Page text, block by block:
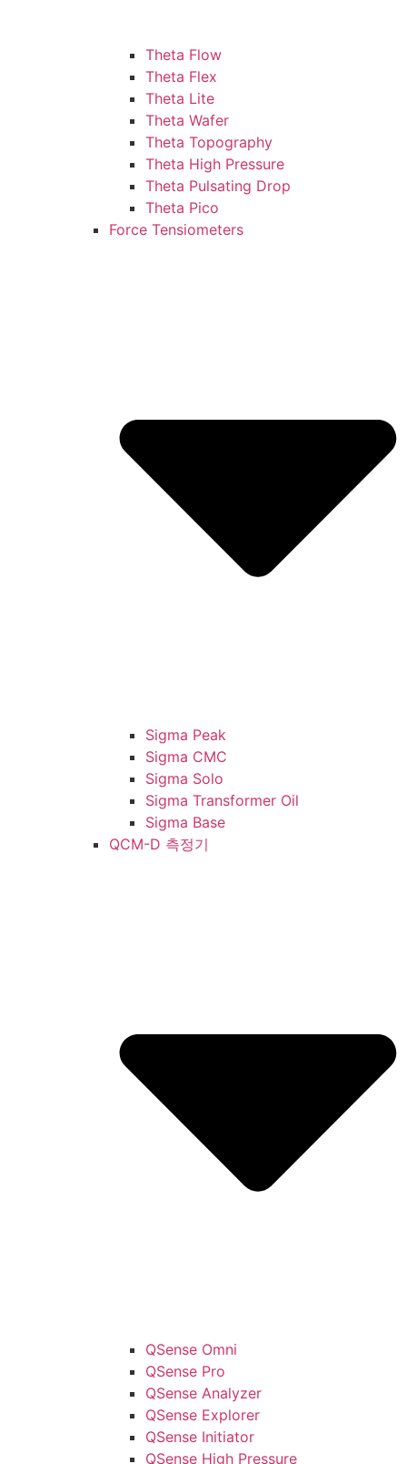
Theta Flow
Theta Flex
Theta Lite
Theta Wafer
Theta Topography
Theta High Pressure
Theta Pulsating Drop
Theta Pico
Force Tensiometers
Sigma Peak
Sigma CMC
Sigma Solo
Sigma Transformer Oil
Sigma Base
QCM-D 측정기
QSense Omni
QSense Pro
QSense Analyzer
QSense Explorer
QSense Initiator
QSense High Pressure